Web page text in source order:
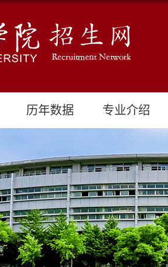
历年数据 专业介绍